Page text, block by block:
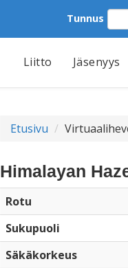
Tunnus
Liitto Jäsenyys
Etusivu
Himalayan
Rotu
Sukupuoli
Säkäkorkeus